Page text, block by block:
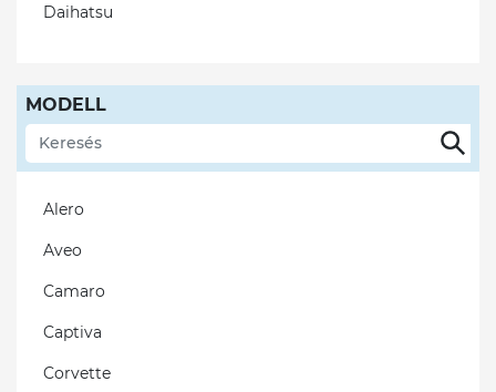
Daihatsu
Fiat
Ford
Ford Usa
Genesis
Honda
Hyundai
Infiniti
Isuzu
MODELL
Alero
Aveo
Camaro
Captiva
Corvette